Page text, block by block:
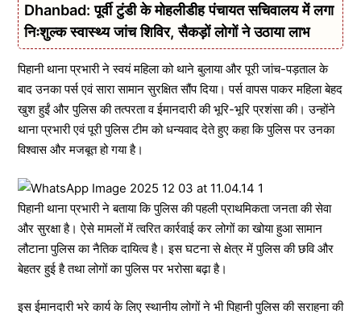
Dhanbad: पूर्वी टुंडी के मोहलीडीह पंचायत सचिवालय में लगा
निःशुल्क स्वास्थ्य जांच शिविर, सैकड़ों लोगों ने उठाया लाभ
पिहानी थाना प्रभारी ने स्वयं महिला को थाने बुलाया और पूरी जांच-पड़ताल के
बाद उनका पर्स एवं सारा सामान सुरक्षित सौंप दिया। पर्स वापस पाकर महिला बेहद
खुश हुईं और पुलिस की तत्परता व ईमानदारी की भूरि-भूरि प्रशंसा की। उन्होंने
थाना प्रभारी एवं पूरी पुलिस टीम को धन्यवाद देते हुए कहा कि पुलिस पर उनका
विश्वास और मजबूत हो गया है।
पिहानी थाना प्रभारी ने बताया कि पुलिस की पहली प्राथमिकता जनता की सेवा
और सुरक्षा है। ऐसे मामलों में त्वरित कार्रवाई कर लोगों का खोया हुआ सामान
लौटाना पुलिस का नैतिक दायित्व है। इस घटना से क्षेत्र में पुलिस की छवि और
बेहतर हुई है तथा लोगों का पुलिस पर भरोसा बढ़ा है।
इस ईमानदारी भरे कार्य के लिए स्थानीय लोगों ने भी पिहानी पुलिस की सराहना की